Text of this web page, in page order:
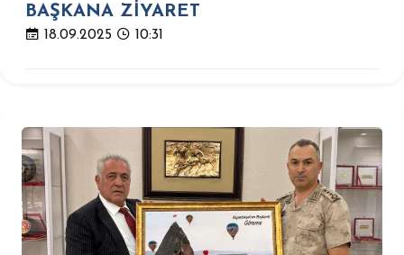
BAŞKANA ZİYARET
18.09.2025 10:31